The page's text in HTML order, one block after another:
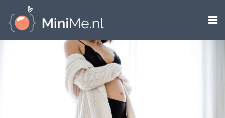

ZWANGER WORDEN